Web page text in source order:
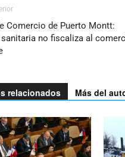
Comercio de Puerto Montt:
no fiscaliza al
relacionados Más del